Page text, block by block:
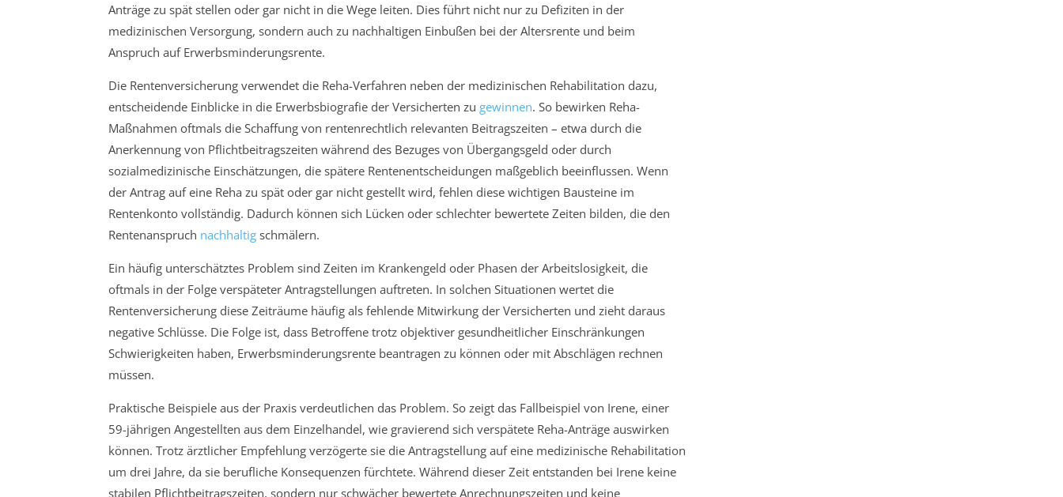
Anträge zu spät stellen oder gar nicht in die Wege leiten. Dies führt nicht nur zu Defiziten in der
medizinischen Versorgung, sondern auch zu nachhaltigen Einbußen bei der Altersrente und beim
Anspruch auf Erwerbsminderungsrente.
Die Rentenversicherung verwendet die Reha-Verfahren neben der medizinischen Rehabilitation dazu,
entscheidende Einblicke in die Erwerbsbiografie der Versicherten zu gewinnen. So bewirken Reha-
Maßnahmen oftmals die Schaffung von rentenrechtlich relevanten Beitragszeiten – etwa durch die
Anerkennung von Pflichtbeitragszeiten während des Bezuges von Übergangsgeld oder durch
sozialmedizinische Einschätzungen, die spätere Rentenentscheidungen maßgeblich beeinflussen. Wenn
der Antrag auf eine Reha zu spät oder gar nicht gestellt wird, fehlen diese wichtigen Bausteine im
Rentenkonto vollständig. Dadurch können sich Lücken oder schlechter bewertete Zeiten bilden, die den
Rentenanspruch nachhaltig schmälern.
Ein häufig unterschätztes Problem sind Zeiten im Krankengeld oder Phasen der Arbeitslosigkeit, die
oftmals in der Folge verspäteter Antragstellungen auftreten. In solchen Situationen wertet die
Rentenversicherung diese Zeiträume häufig als fehlende Mitwirkung der Versicherten und zieht daraus
negative Schlüsse. Die Folge ist, dass Betroffene trotz objektiver gesundheitlicher Einschränkungen
Schwierigkeiten haben, Erwerbsminderungsrente beantragen zu können oder mit Abschlägen rechnen
müssen.
Praktische Beispiele aus der Praxis verdeutlichen das Problem. So zeigt das Fallbeispiel von Irene, einer
59-jährigen Angestellten aus dem Einzelhandel, wie gravierend sich verspätete Reha-Anträge auswirken
können. Trotz ärztlicher Empfehlung verzögerte sie die Antragstellung auf eine medizinische Rehabilitation
um drei Jahre, da sie berufliche Konsequenzen fürchtete. Während dieser Zeit entstanden bei Irene keine
stabilen Pflichtbeitragszeiten, sondern nur schwächer bewertete Anrechnungszeiten und keine